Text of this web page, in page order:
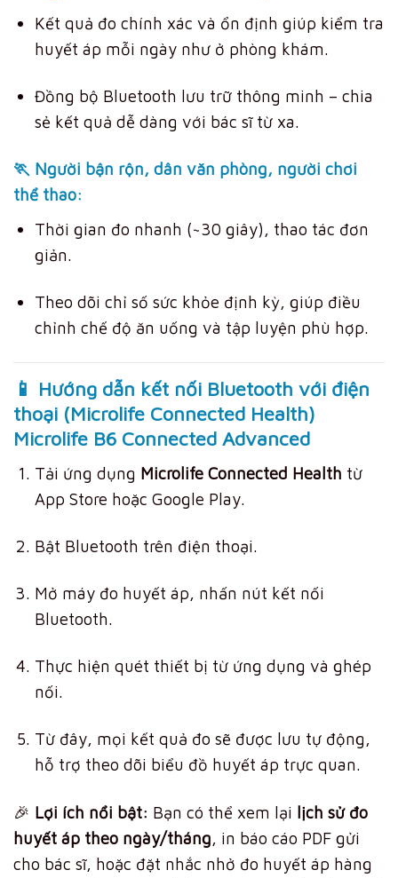
Kết quả đo chính xác và ổn định giúp kiểm tra
huyết áp mỗi ngày như ở phòng khám.
Đồng bộ Bluetooth lưu trữ thông minh – chia
sẻ kết quả dễ dàng với bác sĩ từ xa.
🏃 Người bận rộn, dân văn phòng, người chơi
thể thao:
Thời gian đo nhanh (~30 giây), thao tác đơn
giản.
Theo dõi chỉ số sức khỏe định kỳ, giúp điều
chỉnh chế độ ăn uống và tập luyện phù hợp.
📱 Hướng dẫn kết nối Bluetooth với điện
thoại (Microlife Connected Health)
Microlife B6 Connected Advanced
Tải ứng dụng Microlife Connected Health từ
App Store hoặc Google Play.
Bật Bluetooth trên điện thoại.
Mở máy đo huyết áp, nhấn nút kết nối
Bluetooth.
Thực hiện quét thiết bị từ ứng dụng và ghép
nối.
Từ đây, mọi kết quả đo sẽ được lưu tự động,
hỗ trợ theo dõi biểu đồ huyết áp trực quan.
🎉 Lợi ích nổi bật: Bạn có thể xem lại lịch sử đo
huyết áp theo ngày/tháng, in báo cáo PDF gửi
cho bác sĩ, hoặc đặt nhắc nhở đo huyết áp hàng